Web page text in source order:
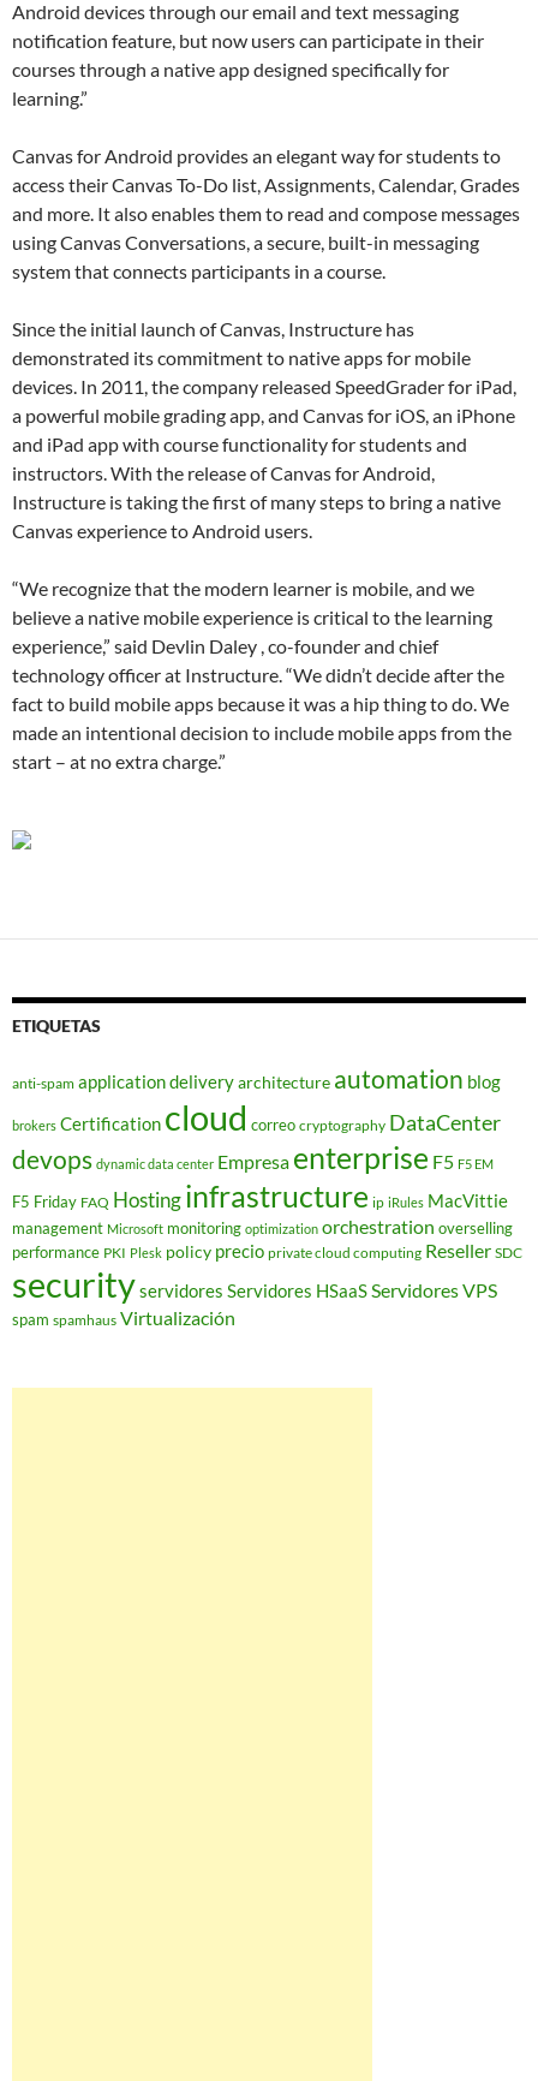
Android devices through our email and text messaging
notification feature, but now users can participate in their
courses through a native app designed specifically for
learning.”
Canvas for Android provides an elegant way for students to
access their Canvas To-Do list, Assignments, Calendar, Grades
and more. It also enables them to read and compose messages
using Canvas Conversations, a secure, built-in messaging
system that connects participants in a course.
Since the initial launch of Canvas, Instructure has
demonstrated its commitment to native apps for mobile
devices. In 2011, the company released SpeedGrader for iPad,
a powerful mobile grading app, and Canvas for iOS, an iPhone
and iPad app with course functionality for students and
instructors. With the release of Canvas for Android,
Instructure is taking the first of many steps to bring a native
Canvas experience to Android users.
“We recognize that the modern learner is mobile, and we
believe a native mobile experience is critical to the learning
experience,” said Devlin Daley , co-founder and chief
technology officer at Instructure. “We didn’t decide after the
fact to build mobile apps because it was a hip thing to do. We
made an intentional decision to include mobile apps from the
start – at no extra charge.”
ETIQUETAS
anti-spam application deliveryarchitecture automation blog
brokers Certification cloud correo cryptography DataCenter
devops dynamic data center Empresa enterprise F5 F5 EM
F5 Friday FAQ Hostinginfrastructure ip iRules MacVittie
management Microsoft monitoring optimization orchestration overselling
performance PKI Plesk policy precio private cloud computing Reseller SDC
securityservidores Servidores HSaaSServidores VPS
spam spamhaus Virtualización